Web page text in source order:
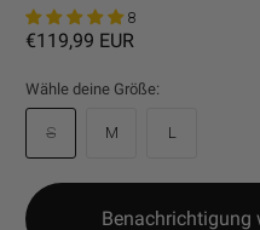
8
€119,99 EUR
Wähle deine Größe:
S M L
Benachrichtigung